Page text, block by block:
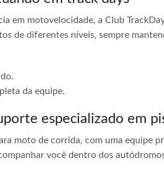
em motovelocidade, a Club
de diferentes níveis, sempre
da equipe.
especializado em
moto de corrida, com uma equipe
você dentro dos